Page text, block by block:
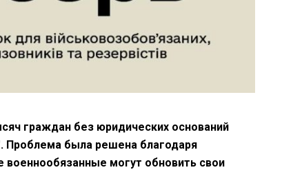
граждан без юридических оснований
Проблема была решена благодаря
могут обновить свои